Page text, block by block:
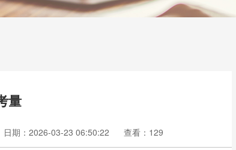
量
日期：2026-03-23 06:50:22 查看：129